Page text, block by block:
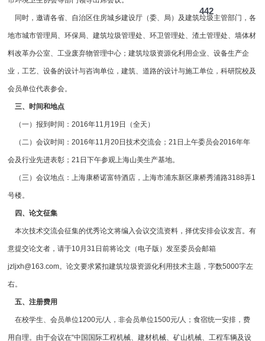
442
同时，邀请各省、自治区住房城乡建设厅（委、局）及建筑垃圾主管部门，各
地市城市管理局、环保局、建筑垃圾管理处、环卫管理处、渣土管理处、墙体材
料改革办公室、工业废弃物管理中心；建筑垃圾资源化利用企业、设备生产企
业，工艺、设备的设计与咨询单位，建筑、道路的设计与施工单位，科研院校及
会员单位代表参会。
三、时间和地点
（一）报到时间：2016年11月19日（全天）
（二）会议时间：2016年11月20日技术交流会；21日上午委员会2016年年
会及行业先进表彰；21日下午参观上海山美生产基地。
（三）会议地点：上海康桥诺富特酒店，上海市浦东新区康桥秀浦路3188弄1
号楼。
四、论文征集
本次技术交流会征集的优秀论文将编入会议交流资料，择优安排会议发言。有
意提交论文者，请于10月31日前将论文（电子版）发至委员会邮箱
jzljxh@163.com。论文要求紧扣建筑垃圾资源化利用技术主题，字数5000字左
右。
五、注册费用
在校学生、会员单位1200元/人，非会员单位1500元/人；食宿统一安排，费
用自理。由于会议在“中国国际工程机械、建材机械、矿山机械、工程车辆及设